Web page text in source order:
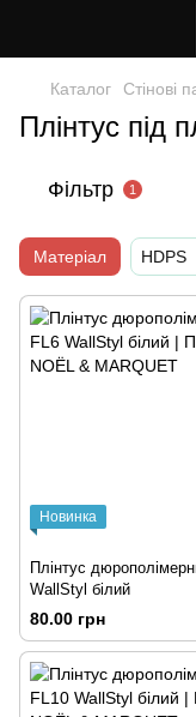
Каталог Стінові
Плінтус під
Фільтр 1
Матеріал HDPS
Новинка
Плінтус
WallStyl білий
80.00 грн